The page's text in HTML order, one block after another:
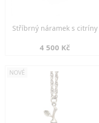
Stříbrný náramek s citríny
4 500 Kč
NOVÉ